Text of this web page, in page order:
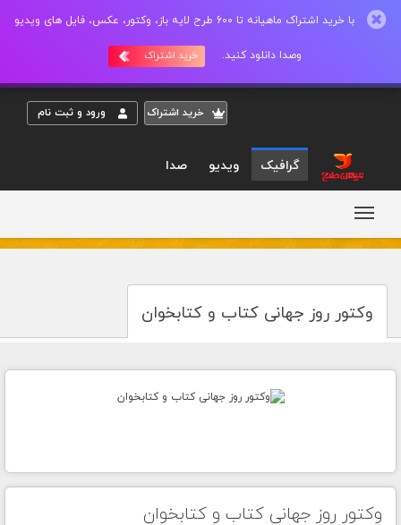
با خرید اشتراک ماهیانه تا 600 طرح لایه باز، وکتور، عکس، فایل های ویدیو
وصدا دانلود کنید. خرید اشتراک
خريد اشتراک ورود و ثبت نام
گرافیک ویدیو صدا
وکتور روز جهانی کتاب و کتابخوان
وکتور روز جهانی کتاب و کتابخوان